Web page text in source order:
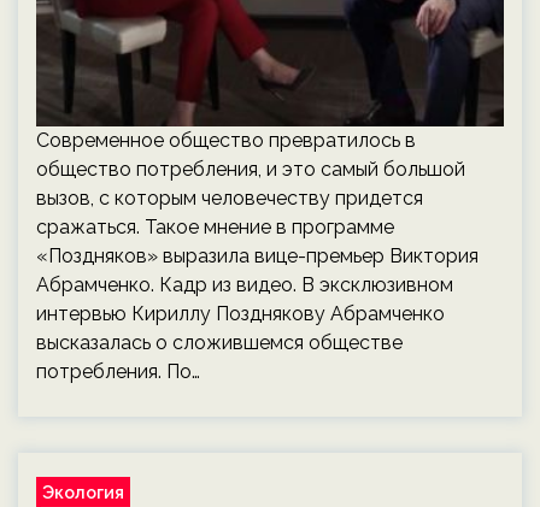
Современное общество превратилось в
общество потребления, и это самый большой
вызов, с которым человечеству придется
сражаться. Такое мнение в программе
«Поздняков» выразила вице-премьер Виктория
Абрамченко. Кадр из видео. В эксклюзивном
интервью Кириллу Позднякову Абрамченко
высказалась о сложившемся обществе
потребления. По…
Экология